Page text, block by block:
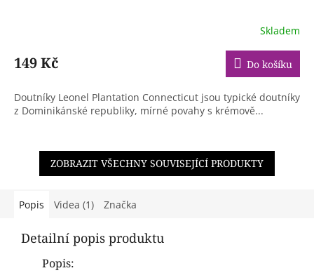
Skladem
149 Kč Do košíku
Doutníky Leonel Plantation Connecticut jsou typické doutníky
z Dominikánské republiky, mírné povahy s krémově...
ZOBRAZIT VŠECHNY SOUVISEJÍCÍ PRODUKTY
Popis Videa (1) Značka
Detailní popis produktu
Popis: